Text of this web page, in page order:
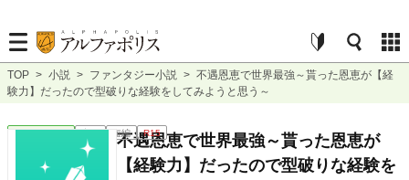
TOP > 小説 > ファンタジー小説 > 不遇恩恵で世界最強～貰った恩恵が【経
験力】だったので型破りな経験をしてみようと思う～
ファンタジー 完結 短編 R15
不遇恩恵で世界最強～貰った恩恵が
【経験力】だったので型破りな経験を